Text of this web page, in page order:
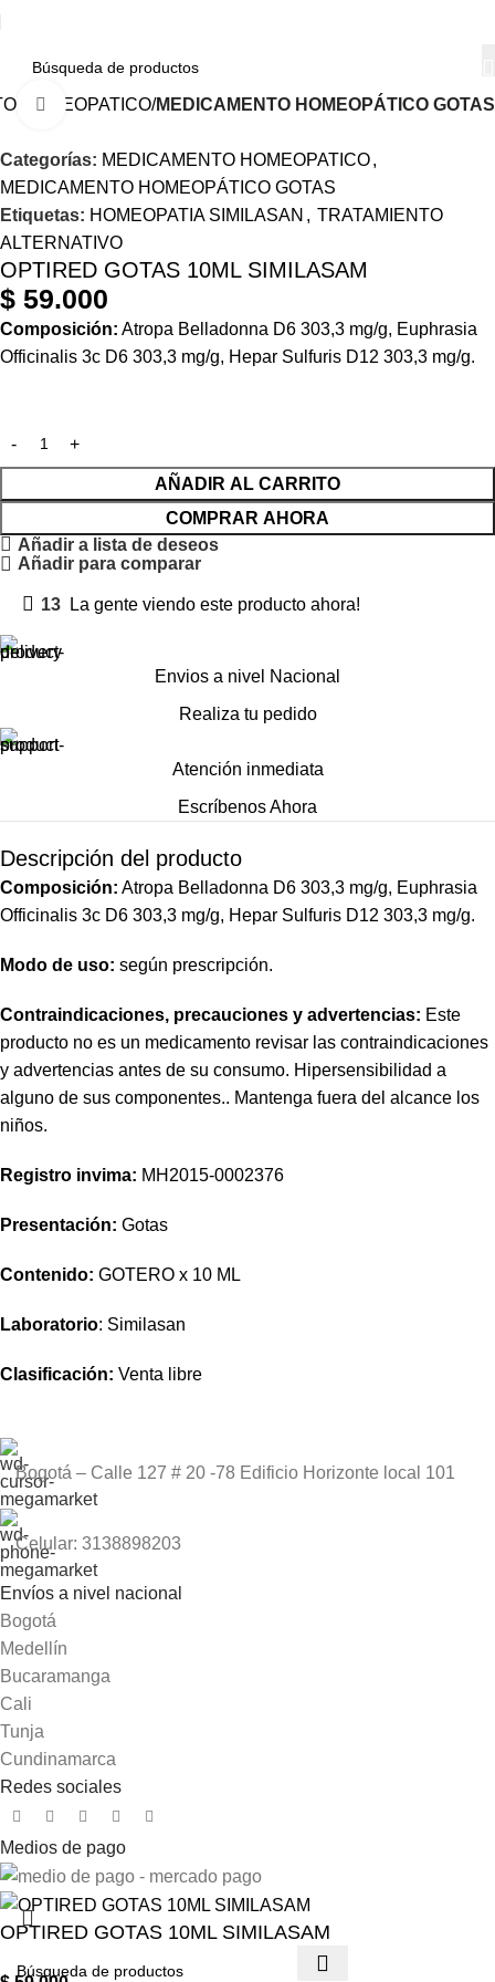
HOMEOPATICO MEDICAMENTO HOMEOPÁTICO GOTAS
Haga Click para agrandar
Categorías: MEDICAMENTO HOMEOPATICO,
MEDICAMENTO HOMEOPÁTICO GOTAS
Etiquetas: HOMEOPATIA SIMILASAN , TRATAMIENTO
ALTERNATIVO
OPTIRED GOTAS 10ML SIMILASAM
$ 59.000
Composición: Atropa Belladonna D6 303,3 mg/g, Euphrasia
Officinalis 3c D6 303,3 mg/g, Hepar Sulfuris D12 303,3 mg/g.
AÑADIR AL CARRITO
COMPRAR AHORA
Añadir a lista de deseos
Añadir para comparar
13 La gente viendo este producto ahora!
Envios a nivel Nacional
Realiza tu pedido
Atención inmediata
Escríbenos Ahora
Descripción del producto
Composición: Atropa Belladonna D6 303,3 mg/g, Euphrasia
Officinalis 3c D6 303,3 mg/g, Hepar Sulfuris D12 303,3 mg/g.
Modo de uso: según prescripción.
Contraindicaciones, precauciones y advertencias: Este
producto no es un medicamento revisar las contraindicaciones
y advertencias antes de su consumo. Hipersensibilidad a
alguno de sus componentes.. Mantenga fuera del alcance los
niños.
Registro invima: MH2015-0002376
Presentación: Gotas
Contenido: GOTERO x 10 ML
Laboratorio: Similasan
Clasificación: Venta libre
Bogotá – Calle 127 # 20 -78 Edificio Horizonte local 101
Celular: 3138898203
Envíos a nivel nacional
Bogotá
Medellín
Bucaramanga
Cali
Tunja
Cundinamarca
Redes sociales
Medios de pago
OPTIRED GOTAS 10ML SIMILASAM